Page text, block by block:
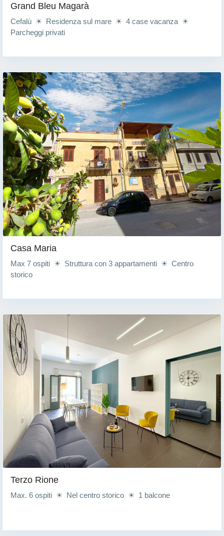
Grand Bleu Magarà
Cefalù ☀ Residenza sul mare ☀ 4 case vacanza ☀
Parcheggi privati
Casa Maria
Max 7 ospiti ☀ Struttura con 3 appartamenti ☀ Centro
storico
Terzo Rione
Max. 6 ospiti ☀ Nel centro storico ☀ 1 balcone